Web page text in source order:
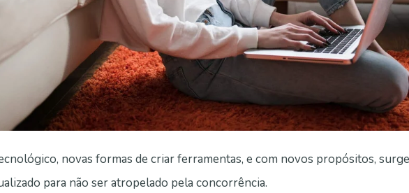
novas formas de criar ferramentas, e com novos propósitos,
para não ser atropelado pela concorrência.